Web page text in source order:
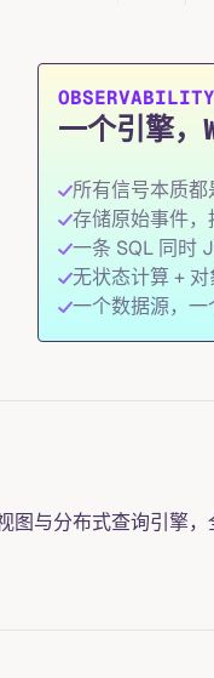
一个引擎
所有信号本质
存储原始事件
一条 SQL 同时
无状态计算 +
一个数据源，一
与分布式查询引擎